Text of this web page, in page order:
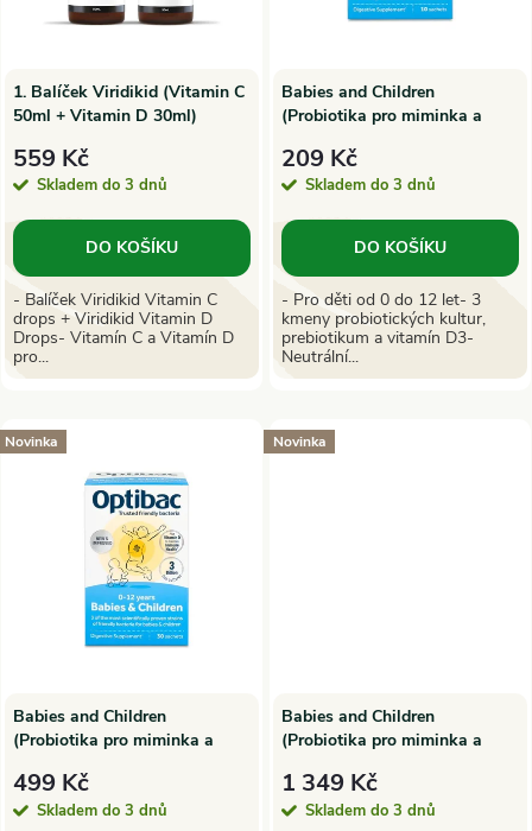
p
r
o
d
u
k
t
p
r
o
d
u
t
1. Balíček Viridikid (Vitamin C
50ml + Vitamin D 30ml)
559 Kč
Skladem do 3 dnů
DO KOŠÍKU
- Balíček Viridikid Vitamin C
drops + Viridikid Vitamin D
Drops- Vitamín C a Vitamín D
pro...
Babies and Children
(Probiotika pro miminka a
209 Kč
Skladem do 3 dnů
DO KOŠÍKU
- Pro děti od 0 do 12 let- 3
kmeny probiotických kultur,
prebiotikum a vitamín D3-
Neutrální...
Novinka
Babies and Children
(Probiotika pro miminka a
499 Kč
Skladem do 3 dnů
Novinka
Babies and Children
(Probiotika pro miminka a
1 349 Kč
Skladem do 3 dnů